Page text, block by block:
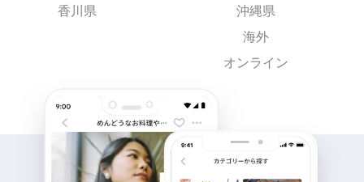
香川県
沖縄県
海外
オンライン